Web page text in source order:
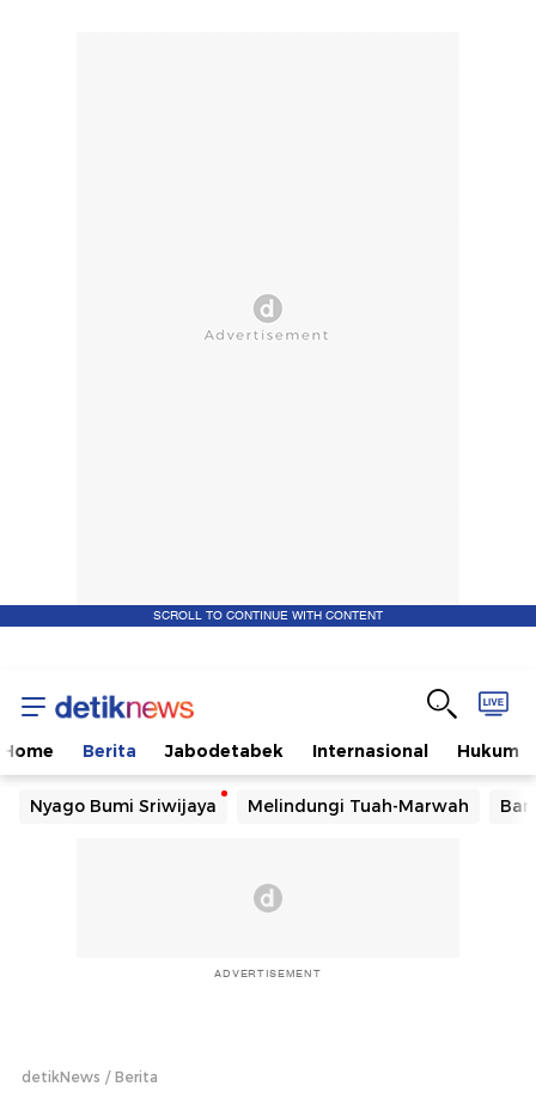
SCROLL TO CONTINUE WITH CONTENT
Home Berita Jabodetabek Internasional Hukum
Nyago Bumi Sriwijaya Melindungi Tuah-Marwah
ADVERTISEMENT
detikNews Berita